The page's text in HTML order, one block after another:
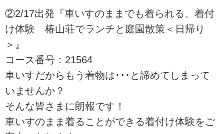
②2/17出発『車いすのままでも着られる、着付
け体験 椿山荘でランチと庭園散策＜日帰り
＞』
コース番号：21564
車いすだからもう着物は･･･と諦めてしまって
いませんか？
そんな皆さまに朗報です！
車いすのまま着ることができる着付け体験をご